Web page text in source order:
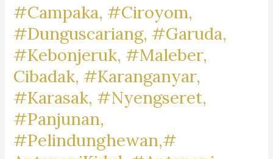
Di
Bandung,
Kabupaten
Bandung
&
Kabupaten
Bandung
Barat
#Campaka, #Ciroyom,
#Dunguscariang, #Garuda,
#Kebonjeruk, #Maleber,
Cibadak, #Karanganyar,
#Karasak, #Nyengseret,
#Panjunan,
#Pelindunghewan,#